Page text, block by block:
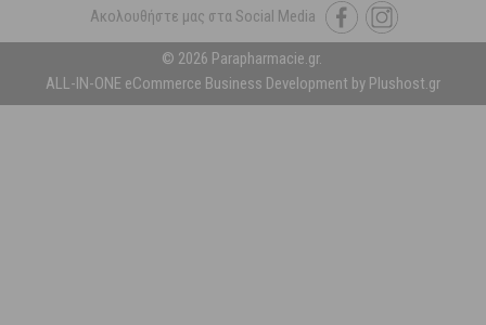
Ακολουθήστε μας στα Social Media
© 2026 Parapharmacie.gr.
ALL-IN-ONE eCommerce Business Development by Plushost.gr